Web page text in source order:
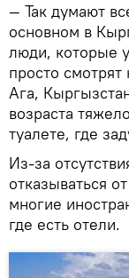
— Так думают
основном в
люди, которые
просто
Ага,
возраста
туалете, где
Из-за
отказываться
многие
где есть отели.